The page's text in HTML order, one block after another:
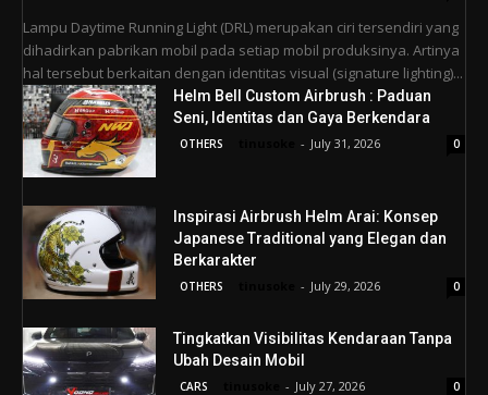
Lampu Daytime Running Light (DRL) merupakan ciri tersendiri yang
dihadirkan pabrikan mobil pada setiap mobil produksinya. Artinya
hal tersebut berkaitan dengan identitas visual (signature lighting)...
Helm Bell Custom Airbrush : Paduan
Seni, Identitas dan Gaya Berkendara
OTHERS - July 31, 2026 0
Inspirasi Airbrush Helm Arai: Konsep
Japanese Traditional yang Elegan dan
Berkarakter
OTHERS - July 29, 2026 0
Tingkatkan Visibilitas Kendaraan Tanpa
Ubah Desain Mobil
CARS - July 27, 2026 0